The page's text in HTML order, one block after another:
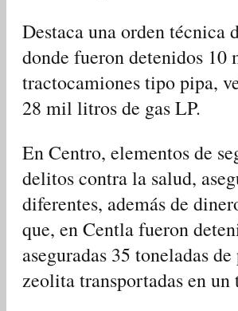
Destaca una orden técnica
donde fueron detenidos 10
tractocamiones tipo pipa,
28 mil litros de gas LP.
En Centro, elementos de
delitos contra la salud,
diferentes, además de
que, en Centla fueron
aseguradas 35 toneladas
zeolita transportadas en